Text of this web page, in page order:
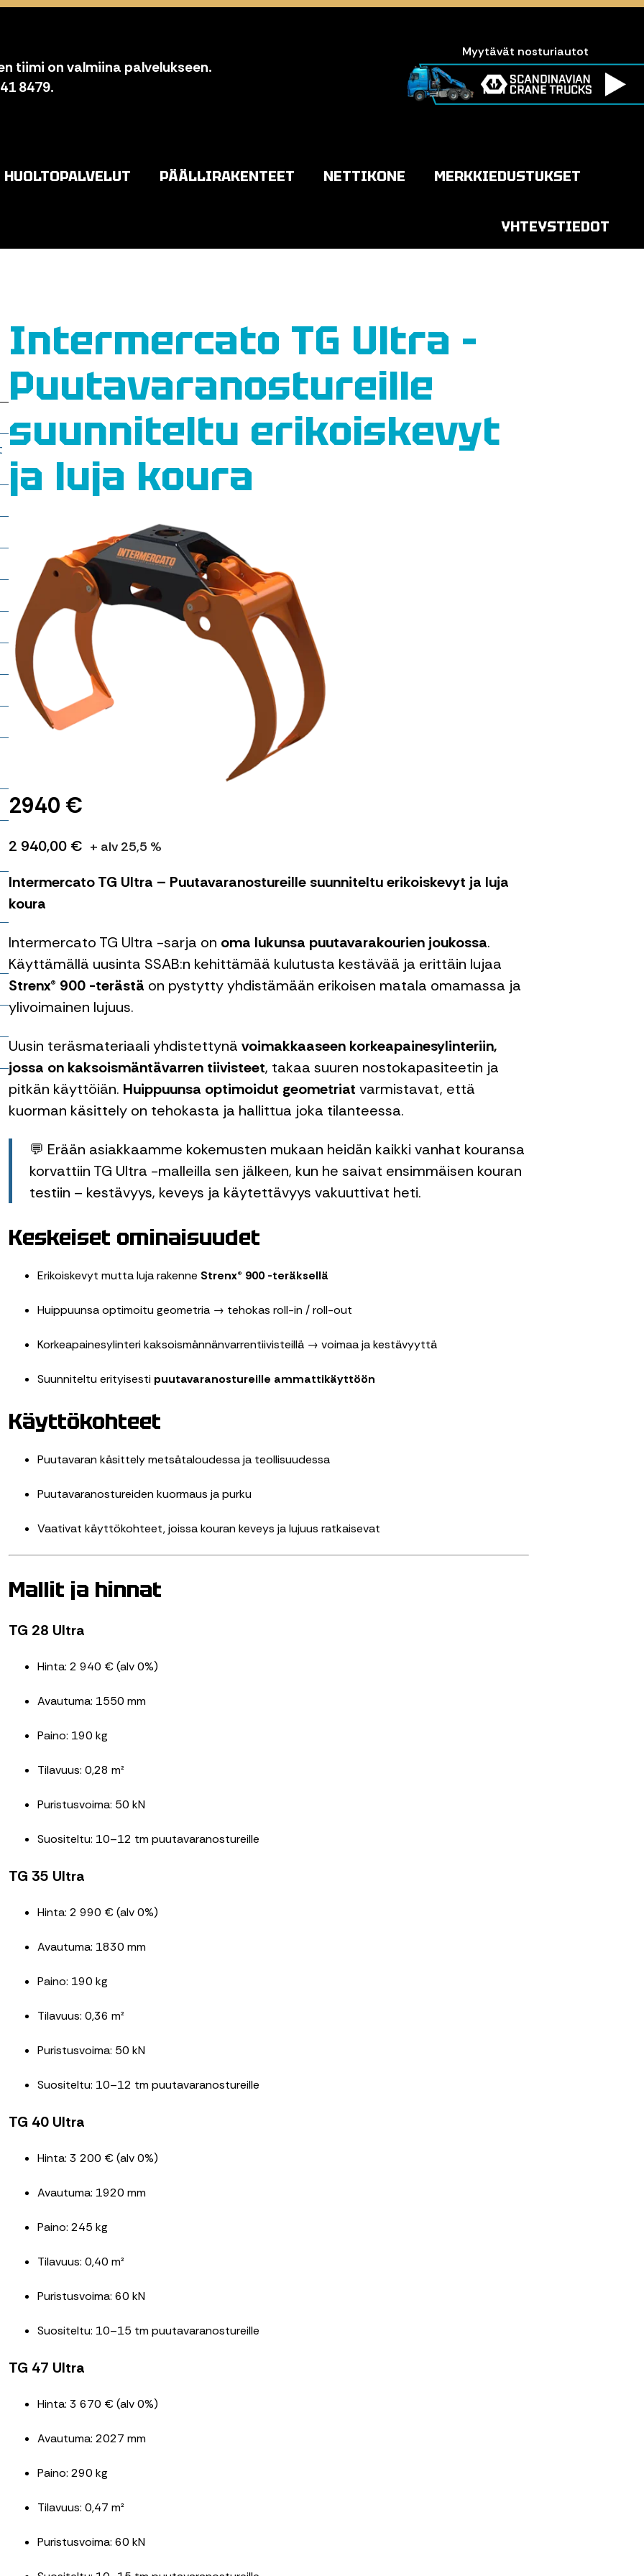
tiimi on valmiina palvelukseen.
8479.
Myytävät nosturiautot
HUOLTOPALVELUT PÄÄLLIRAKENTEET NETTIKONE MERKKIEDUSTUKSET
YHTEYSTIEDOT
Intermercato TG Ultra –
Puutavaranostureille
suunniteltu erikoiskevyt
ja luja koura
2940 €
2 940,00 € + alv 25,5 %
Intermercato TG Ultra – Puutavaranostureille suunniteltu erikoiskevyt ja luja
koura
Intermercato TG Ultra -sarja on oma lukunsa puutavarakourien joukossa.
Käyttämällä uusinta SSAB:n kehittämää kulutusta kestävää ja erittäin lujaa
Strenx® 900 -terästä on pystytty yhdistämään erikoisen matala omamassa ja
ylivoimainen lujuus.
Uusin teräsmateriaali yhdistettynä voimakkaaseen korkeapainesylinteriin,
jossa on kaksoismäntävarren tiivisteet, takaa suuren nostokapasiteetin ja
pitkän käyttöiän. Huippuunsa optimoidut geometriat varmistavat, että
kuorman käsittely on tehokasta ja hallittua joka tilanteessa.
💬 Erään asiakkaamme kokemusten mukaan heidän kaikki vanhat kouransa
korvattiin TG Ultra -malleilla sen jälkeen, kun he saivat ensimmäisen kouran
testiin – kestävyys, keveys ja käytettävyys vakuuttivat heti.
Keskeiset ominaisuudet
Erikoiskevyt mutta luja rakenne Strenx® 900 -teräksellä
Huippuunsa optimoitu geometria → tehokas roll-in / roll-out
Korkeapainesylinteri kaksoismännänvarrentiivisteillä → voimaa ja kestävyyttä
Suunniteltu erityisesti puutavaranostureille ammattikäyttöön
Käyttökohteet
Puutavaran käsittely metsätaloudessa ja teollisuudessa
Puutavaranostureiden kuormaus ja purku
Vaativat käyttökohteet, joissa kouran keveys ja lujuus ratkaisevat
Mallit ja hinnat
TG 28 Ultra
Hinta: 2 940 € (alv 0%)
Avautuma: 1550 mm
Paino: 190 kg
Tilavuus: 0,28 m²
Puristusvoima: 50 kN
Suositeltu: 10–12 tm puutavaranostureille
TG 35 Ultra
Hinta: 2 990 € (alv 0%)
Avautuma: 1830 mm
Paino: 190 kg
Tilavuus: 0,36 m²
Puristusvoima: 50 kN
Suositeltu: 10–12 tm puutavaranostureille
TG 40 Ultra
Hinta: 3 200 € (alv 0%)
Avautuma: 1920 mm
Paino: 245 kg
Tilavuus: 0,40 m²
Puristusvoima: 60 kN
Suositeltu: 10–15 tm puutavaranostureille
TG 47 Ultra
Hinta: 3 670 € (alv 0%)
Avautuma: 2027 mm
Paino: 290 kg
Tilavuus: 0,47 m²
Puristusvoima: 60 kN